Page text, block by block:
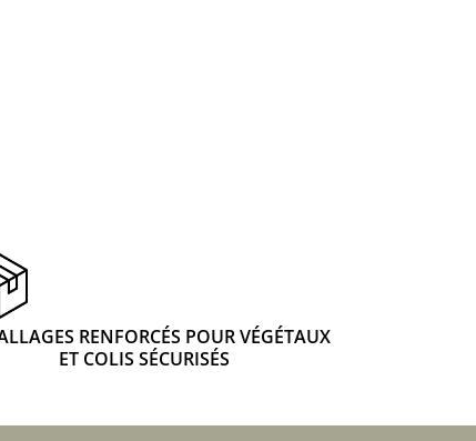
RENFORCÉS POUR VÉGÉTAUX
ET COLIS SÉCURISÉS